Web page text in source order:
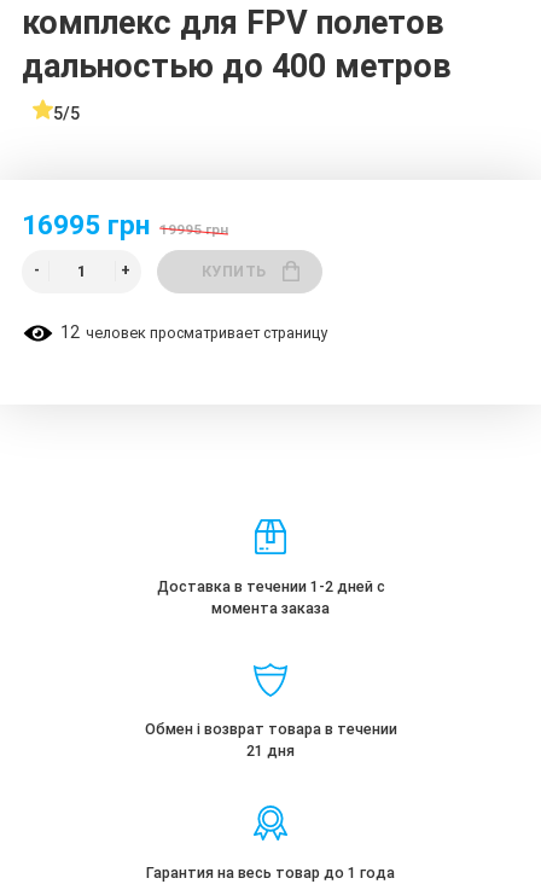
комплекс для FPV полетов
дальностью до 400 метров
5/5
16995 грн 19995 грн
КУПИТЬ
12 человек просматривает страницу
Доставка в течении 1-2 дней с
момента заказа
Обмен і возврат товара в течении
21 дня
Гарантия на весь товар до 1 года